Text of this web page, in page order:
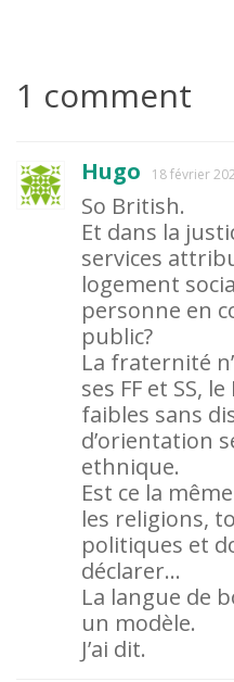
1 comment
Hugo 18 février
So British.
Et dans la
services
logement
personne en
public?
La fraternité
ses FF et SS,
faibles sans
d’orientation
ethnique.
Est ce la
les religions,
politiques et
déclarer…
La langue de
un modèle.
J’ai dit.